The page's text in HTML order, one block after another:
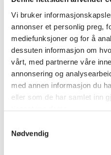
Vi bruker
annonser et personlig preg,
mediefunksjoner og for å
dessuten informasjon om
vårt, med partnerne våre
annonsering og
med annen informasjon du
eller som de har samlet inn
Nødvendig
selv:
Faen! Æ har blitt en
Han hadde alltid lurt
vanskelig å takle
spørsmålet stilte han
hva han holdt på med,
Men møtet med